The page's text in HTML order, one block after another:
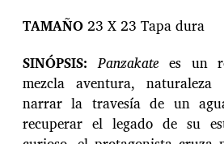
TAMAÑO23 X 23 Tapa dura
SINÓPSIS: Panzakatees un
mezcla aventura,
narrar la travesía de un
recuperar el legado de su